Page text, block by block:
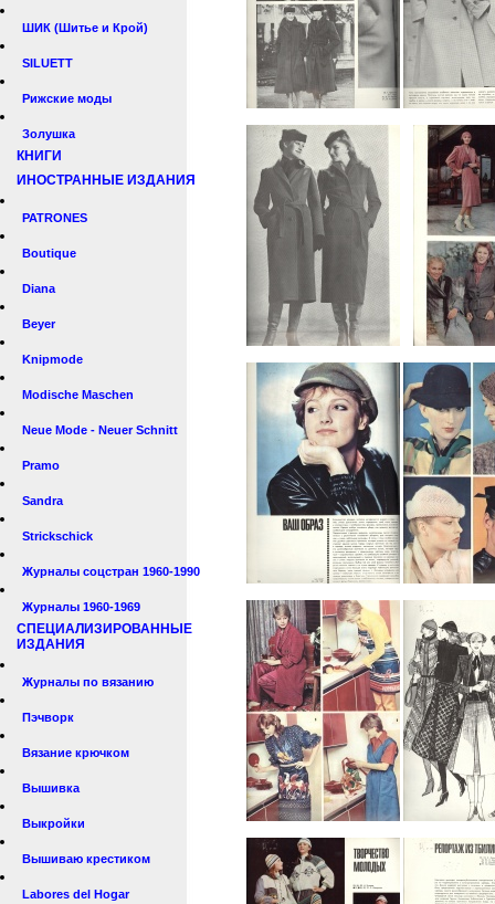
ШИК (Шитье и Крой)
SILUETT
Рижские моды
Золушка
КНИГИ
ИНОСТРАННЫЕ ИЗДАНИЯ
PATRONES
Boutique
Diana
Beyer
Knipmode
Modische Maschen
Neue Mode - Neuer Schnitt
Pramo
Sandra
Strickschick
Журналы соцстран 1960-1990
Журналы 1960-1969
СПЕЦИАЛИЗИРОВАННЫЕ
ИЗДАНИЯ
Журналы по вязанию
Пэчворк
Вязание крючком
Вышивка
Выкройки
Вышиваю крестиком
Labores del Hogar